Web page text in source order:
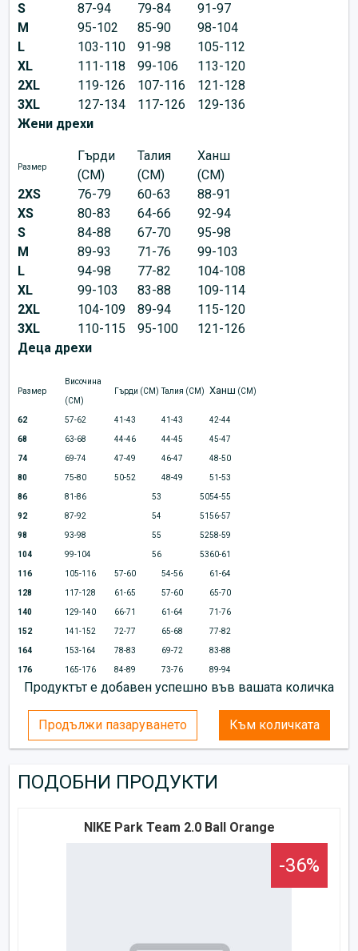
S 87-94 79-84
91-97
M
95-102 85-90
98-104
L
103-110 91-98
105-112
XL
111-118 99-106
113-120
2XL
119-126 107-116
121-128
3XL
127-134 117-126
129-136
Жени дрехи
Размер
Гърди
(CM)
Талия
(CM)
Ханш
(CM)
2XS
76-79 60-63
88-91
XS
80-83 64-66
92-94
S
84-88 67-70
95-98
M
89-93 71-76
99-103
L
94-98 77-82
104-108
XL
99-103 83-88
109-114
2XL
104-109 89-94
115-120
3XL
110-115 95-100
121-126
Деца дрехи
Размер
Височина
(CM)
Гърди (CM) Талия (CM) Ханш (CM)
62 57-62 41-43 41-43 42-44
68 63-68 44-46 44-45 45-47
74 69-74 47-49 46-47 48-50
80 75-80 50-52 48-49 51-53
86 81-86 53 5054-55
92 87-92 54 5156-57
98 93-98 55 5258-59
104 99-104 56 5360-61
116 105-116 57-60 54-56 61-64
128 117-128 61-65 57-60 65-70
140 129-140 66-71 61-64 71-76
152 141-152 72-77 65-68 77-82
164 153-164 78-83 69-72 83-88
176 165-176 84-89 73-76 89-94
Продуктът е добавен успешно във вашата количка
Продължи пазаруването Към количката
ПОДОБНИ ПРОДУКТИ
NIKE Park Team 2.0 Ball Orange
-36%